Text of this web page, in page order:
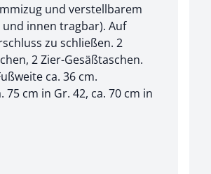
und verstellbarem
innen tragbar). Auf
zu schließen. 2
2 Zier-Gesäßtaschen.
ca. 36 cm.
75 cm in Gr. 42, ca. 70 cm in